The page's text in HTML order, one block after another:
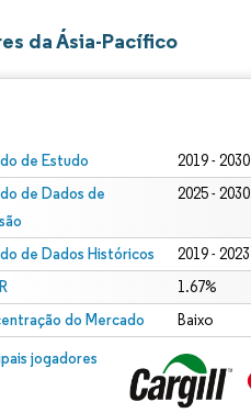
da Ásia-Pacífico
de Estudo 2019 - 2030
de Dados de
2025 - 2030
de Dados Históricos 2019 - 2023
1.67%
do Mercado Baixo
jogadores